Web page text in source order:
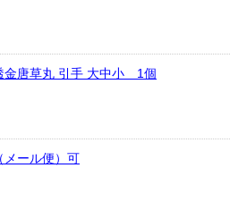
金唐草丸 引手 大中小 1個
メール便）可